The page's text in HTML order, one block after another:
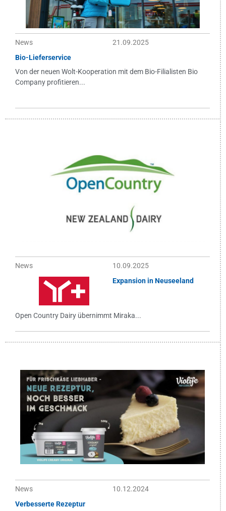
News
21.09.2025
Bio-Lieferservice
Von der neuen Wolt-Kooperation mit dem Bio-Filialisten Bio
Company profitieren...
News
10.09.2025
Expansion in Neuseeland
Open Country Dairy übernimmt Miraka...
News
10.12.2024
Verbesserte Rezeptur